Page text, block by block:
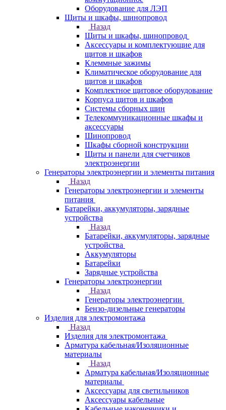
Оборудование для ЛЭП
Щиты и шкафы, шинопровод
Назад
Щиты и шкафы, шинопровод
Аксессуары и комплектующие для
щитов и шкафов
Клеммные зажимы
Климатическое оборудование для
щитов и шкафов
Комплектное щитовое оборудование
Корпуса щитов и шкафов
Системы сборных шин
Телекоммуникационные шкафы и
аксессуары
Шинопровод
Шкафы сборной конструкции
Щиты и панели для счетчиков
электроэнергии
Генераторы электроэнергии и элементы питания
Назад
Генераторы электроэнергии и элементы
питания
Батарейки, аккумуляторы, зарядные
устройства
Назад
Батарейки, аккумуляторы, зарядные
устройства
Аккумуляторы
Батарейки
Зарядные устройства
Генераторы электроэнергии
Назад
Генераторы электроэнергии
Бензо-дизельные генераторы
Изделия для электромонтажа
Назад
Изделия для электромонтажа
Арматура кабельная/Изоляционные
материалы
Назад
Арматура кабельная/Изоляционные
материалы
Аксессуары для светильников
Аксессуары кабельные